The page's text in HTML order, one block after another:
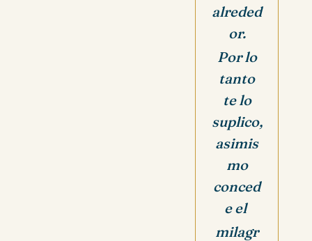
alreded
or.
Por lo
tanto
te lo
suplico,
asimis
mo
conced
e el
milagr